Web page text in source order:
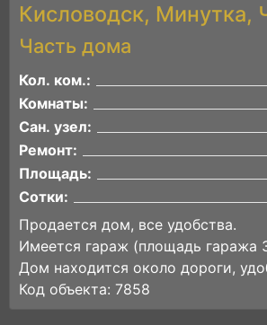
Кисловодск, Минутка,
Часть дома
Кол. ком.:
Комнаты:
Сан. узел:
Ремонт:
Площадь:
Сотки:
Продается дом, все удобства.
Имеется гараж (площадь гаража
Дом находится около дороги,
Код объекта: 7858